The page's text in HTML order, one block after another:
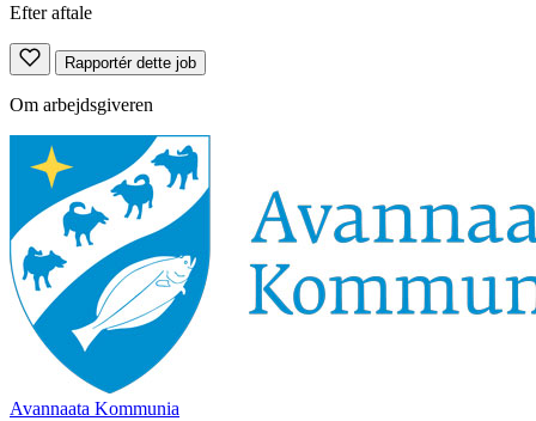
Efter aftale
Rapportér dette job
Om arbejdsgiveren
Avannaata Kommunia